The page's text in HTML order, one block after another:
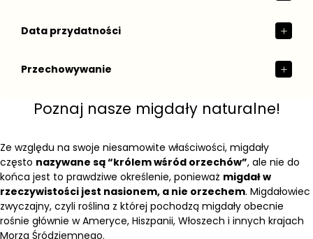
Data przydatności
Przechowywanie
Poznaj nasze migdały naturalne!
Ze względu na swoje niesamowite właściwości, migdały
często nazywane są “królem wśród orzechów”, ale nie do
końca jest to prawdziwe określenie, ponieważ migdał w
rzeczywistości jest nasionem, a nie orzechem. Migdałowiec
zwyczajny, czyli roślina z której pochodzą migdały obecnie
rośnie głównie w Ameryce, Hiszpanii, Włoszech i innych krajach
Morza Śródziemnego.